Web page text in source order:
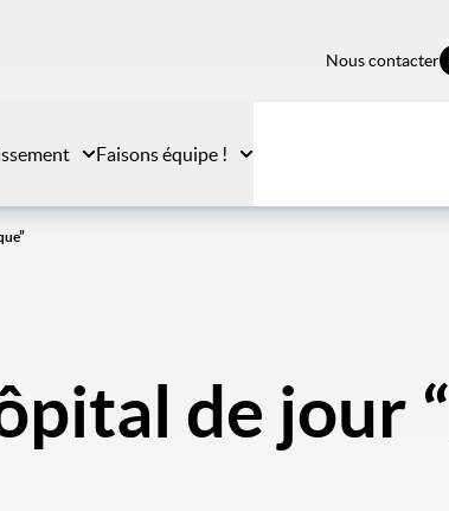
Nous contacter
Faisons équipe !
de jour